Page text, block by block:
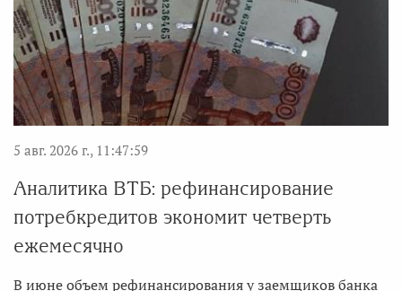
5 авг. 2026 г., 11:47:59
Аналитика ВТБ: рефинансирование
потребкредитов экономит четверть
ежемесячно
В июне объем рефинансирования у заемщиков банка